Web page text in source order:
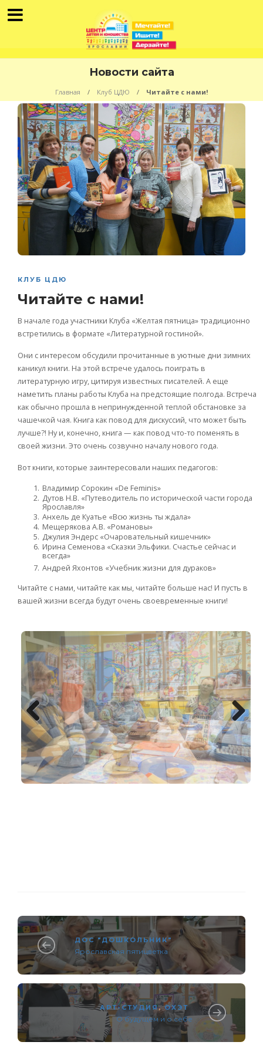
Новости сайта
Главная Клуб ЦДЮ Читайте с нами!
КЛУБ ЦДЮ
Читайте с нами!
В начале года участники Клуба «Желтая пятница» традиционно
встретились в формате «Литературной гостиной».
Они с интересом обсудили прочитанные в уютные дни зимних
каникул книги. На этой встрече удалось поиграть в
литературную игру, цитируя известных писателей. А еще
наметить планы работы Клуба на предстоящие полгода. Встреча
как обычно прошла в непринужденной теплой обстановке за
чашечкой чая. Книга как повод для дискуссий, что может быть
лучше?! Ну и, конечно, книга — как повод что-то поменять в
своей жизни. Это очень созвучно началу нового года.
Вот книги, которые заинтересовали наших педагогов:
Владимир Сорокин «De Feminis»
Дутов Н.В. «Путеводитель по исторической части города
Ярославля»
Анхель де Куатье «Всю жизнь ты ждала»
Мещерякова А.В. «Романовы»
Джулия Эндерс «Очаровательный кишечник»
Ирина Семенова «Сказки Эльфики. Счастье сейчас и
всегда»
Андрей Яхонтов «Учебник жизни для дураков»
Читайте с нами, читайте как мы, читайте больше нас! И пусть в
вашей жизни всегда будут очень своевременные книги!
Previo
us
Next
ДОС "ДОШКОЛЬНИК"
Ярославская пятицветка
АРТ-СТУДИЯ,ОХЭТ
О будущем и о себе